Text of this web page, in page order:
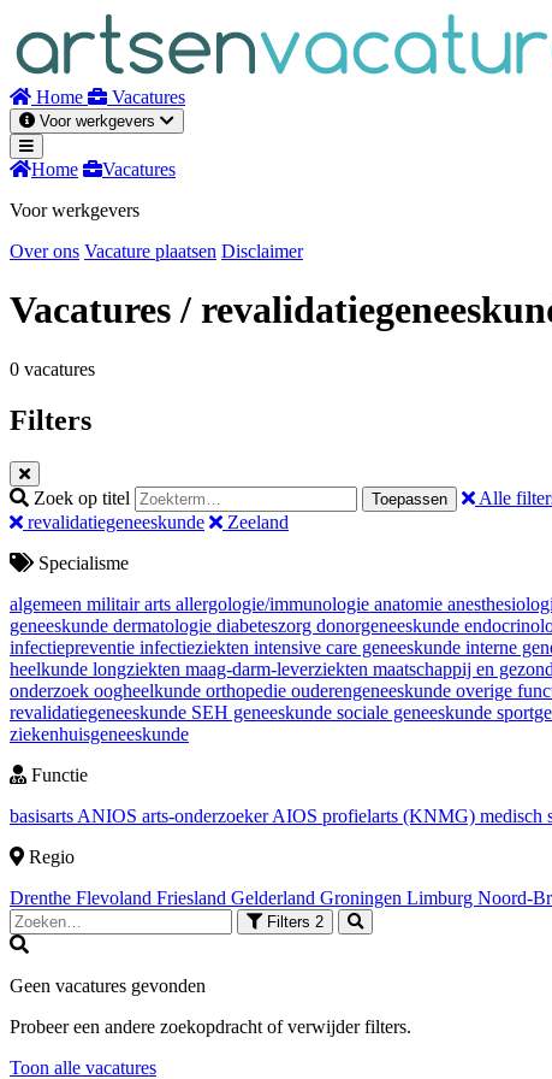
inhoud
Home Vacatures
Voor werkgevers
Home
Vacatures
Voor werkgevers
Over ons Vacature plaatsen Disclaimer
Vacatures/
0 vacatures
Filters
Zoek op titel Toepassen
Alle
revalidatiegeneeskunde
Zeeland
Specialisme
algemeen militair arts allergologie/immunologie anatomie
geneeskunde dermatologie diabeteszorg donorgeneeskunde
infectiepreventie infectieziekten intensive care geneeskunde interne
heelkunde longziekten maag-darm-leverziekten maatschappij en
onderzoek oogheelkunde orthopedie ouderengeneeskunde overige
revalidatiegeneeskunde SEH geneeskunde sociale geneeskunde
ziekenhuisgeneeskunde
Functie
basisarts ANIOS arts-onderzoekerAIOS profielarts (KNMG) medisch
Regio
Drenthe Flevoland Friesland Gelderland Groningen Limburg Noord-
Filters 2
Geen vacatures gevonden
Probeer een andere zoekopdracht of verwijder filters.
Toon alle vacatures